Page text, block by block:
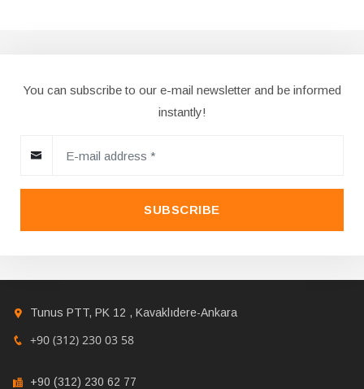
You can subscribe to our e-mail newsletter and be informed
instantly!
SUBSCRIBE
Tunus PTT, PK 12 , Kavaklıdere-Ankara
+90 (312) 230 03 58
+90 (312) 230 62 77